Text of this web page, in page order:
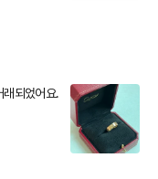
래되었어요.